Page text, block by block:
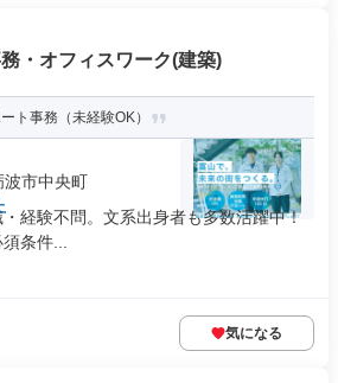
・オフィスワーク(建築)
ト事務（未経験OK）
市中央町
経験不問。文系出身者も多数活躍中！
条件...
気になる